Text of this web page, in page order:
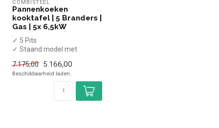
COMBISTEEL
Pannenkoeken
kooktafel | 5 Branders |
Gas | 5x 6,5kW
✓ 5 Pits
✓ Staand model met
✓ 5x 6,5 kW
✓ Gas
7.175,00 5.166,00
Beschikbaarheid laden..